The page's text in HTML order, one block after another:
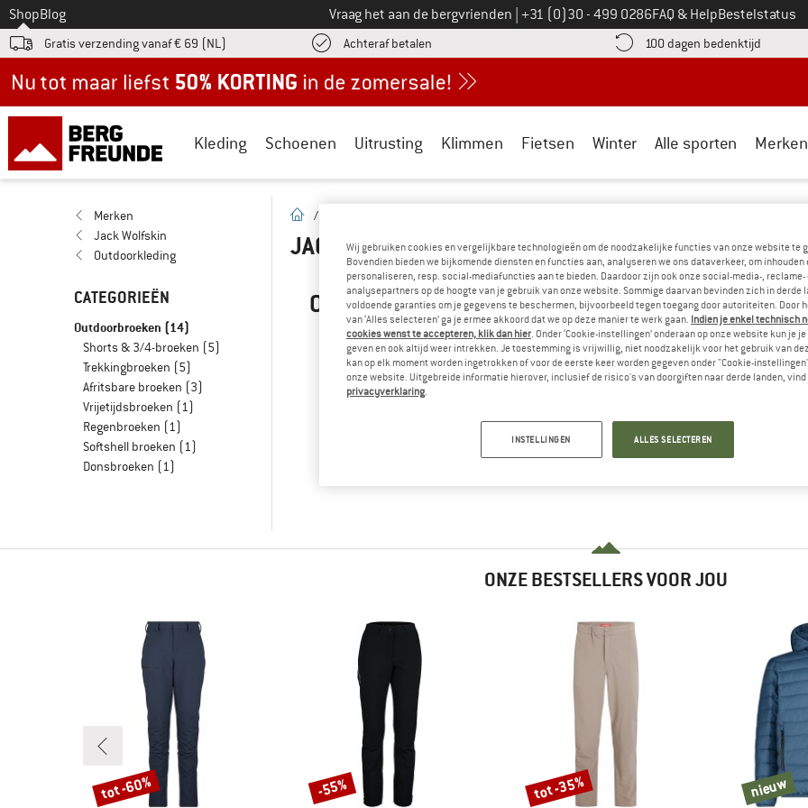
Naar
ShopBlog Vraag het aan de bergvrienden Bel ons op
+31 (0)30 - 499 0286FAQ & HelpBestelstatus
Gratis verzending vanaf € 69 (NL) Achteraf betalen vind de betalingsinformatie hier! Opent in een infovak
100 dagen bedenktijd Vind
Kleding Schoenen Uitrusting Klimmen Fietsen Winter Alle sporten Merken
Merken
Jack Wolfskin
Outdoorkleding
CATEGORIEËN
Outdoorbroeken (14)
Shorts & 3/4-broeken (5)
Trekkingbroeken (5)
Afritsbare broeken (3)
Vrijetijdsbroeken (1)
Regenbroeken (1)
Softshell broeken (1)
Donsbroeken (1)
Startpagina
/
JACK WOLFSKIN WINTERBROEKEN VOOR DAMES(0)
OEPS! MOMENTEEL HEBBEN WE GEEN
ASSORTIMENT...
... maar we kunnen alternatieven aanbieden. Om deze snel te vinden, kun je
en probeer het met
ONZE BESTSELLERS VOOR JOU
Korting
tot -60% Korting
-55% Korting
tot -35% nieuw
nieuw
Wij gebruiken cookies en vergelijkbare technologieën om de noodzakelijke functies van onze website te
Bovendien bieden we bijkomende diensten en functies aan, analyseren we ons dataverkeer, om inhouden
personaliseren, resp. social-mediafuncties aan te bieden. Daardoor zijn ook onze social-media-, reclame-
analysepartners op de hoogte van je gebruik van onze website. Sommige daarvan bevinden zich in derde
voldoende garanties om je gegevens te beschermen, bijvoorbeeld tegen toegang door autoriteiten. Door
van ‘Alles selecteren’ ga je ermee akkoord dat we op deze manier te werk gaan. Indien je enkel technisch
cookies wenst te accepteren, klik dan hier. Onder ‘Cookie-instellingen’ onderaan op onze website kun je
geven en ook altijd weer intrekken. Je toestemming is vrijwillig, niet noodzakelijk voor het gebruik van
kan op elk moment worden ingetrokken of voor de eerste keer worden gegeven onder "Cookie-
onze website. Uitgebreide informatie hierover, inclusief de risico's van doorgiften naar derde landen, vind
privacyverklaring.
INSTELLINGEN ALLES SELECTEREN